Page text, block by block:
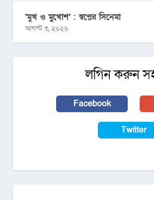
‘মুখ ও মু্খোশ’ : স্বপ্নের সিনেমা
আগস্ট ৩, ২০২৬
লগিন করুন
Facebook
Twitter